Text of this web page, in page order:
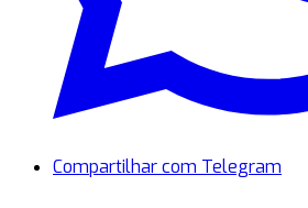
Compartilhar com Telegram